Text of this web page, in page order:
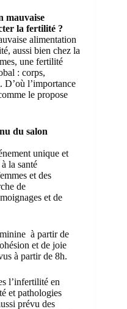
mauvaise
la fertilité ?
alimentation
aussi bien chez la
une fertilité
: corps,
l’importance
le propose
du salon
unique et
la santé
et des
de
et de
à partir de
et de joie
à partir de 8h.
l’infertilité en
et pathologies
prévu des